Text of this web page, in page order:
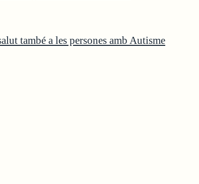
també a les persones amb Autisme